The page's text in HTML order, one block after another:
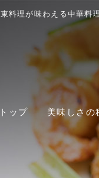
料理が味わえる中華料
トップ 美味しさの